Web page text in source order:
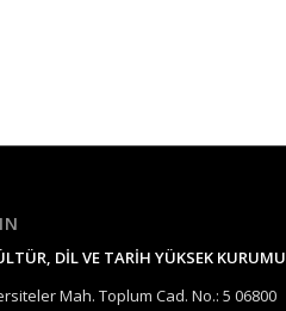
DİL VE TARİH YÜKSEK KURUMU
Mah. Toplum Cad. No.: 5 06800